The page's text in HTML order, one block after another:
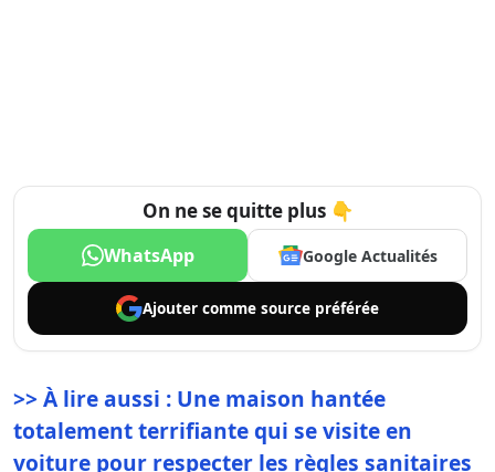
On ne se quitte plus 👇
WhatsApp Google Actualités
Ajouter comme source préférée
>> À lire aussi : Une maison hantée
totalement terrifiante qui se visite en
voiture pour respecter les règles sanitaires